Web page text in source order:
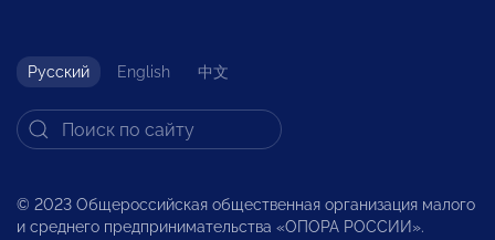
Русский English 中文
© 2023 Общероссийская общественная организация малого
и среднего предпринимательства «ОПОРА РОССИИ».